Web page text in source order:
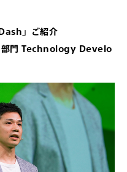
」ご紹介
門 Technology Develo